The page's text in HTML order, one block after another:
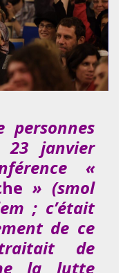
personnes
janvier
«
» (smol
; c’était
de ce
de
la lutte